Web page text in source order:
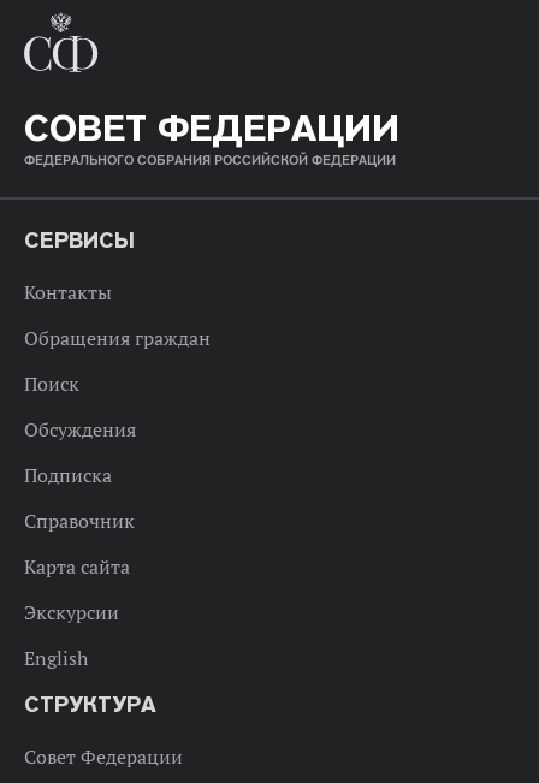
СОВЕТ ФЕДЕРАЦИИ
ФЕДЕРАЛЬНОГО СОБРАНИЯ РОССИЙСКОЙ ФЕДЕРАЦИИ
СЕРВИСЫ
Контакты
Обращения граждан
Поиск
Обсуждения
Подписка
Справочник
Карта сайта
Экскурсии
English
СТРУКТУРА
Совет Федерации